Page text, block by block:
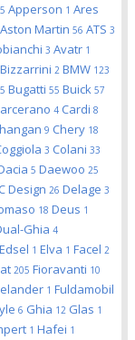
5 Apperson 1 Ares
Aston Martin 56 ATS 3
3 Avatr 1
Bizzarrini 2 BMW 123
5 Bugatti 55 Buick 57
4 Cardi 8
9 Chery 18
3 Colani 33
5 Daewoo 25
Design 26 Delage 3
18 Deus 1
Ghia 4
Edsel 1 Elva 1 Facel 2
205 Fioravanti 10
1 Fuldamobil
6 Ghia 12 Glas 1
1 Hafei 1